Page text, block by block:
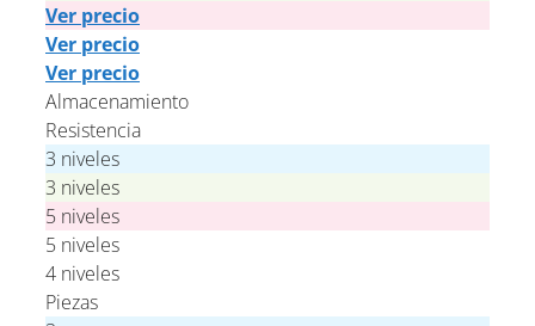
Ver precio
Ver precio
Ver precio
Almacenamiento
Resistencia
3 niveles
3 niveles
5 niveles
5 niveles
4 niveles
Piezas